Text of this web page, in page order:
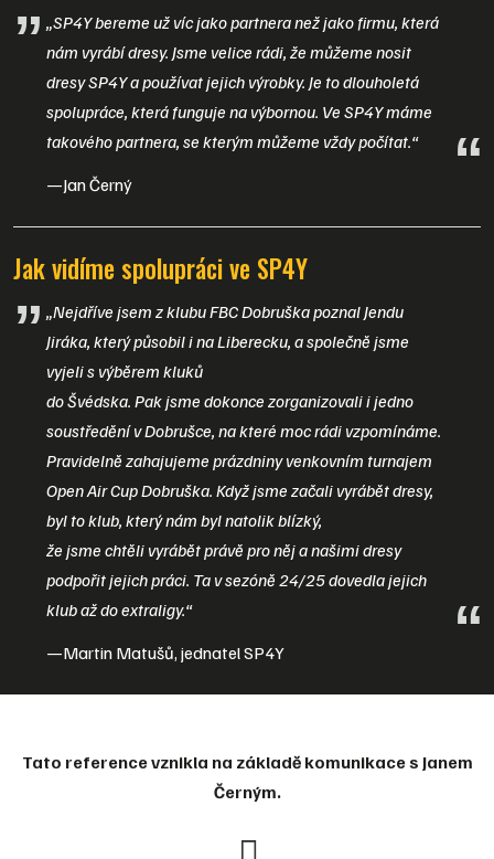
„SP4Y bereme už víc jako partnera než jako firmu, která
nám vyrábí dresy. Jsme velice rádi, že můžeme nosit
dresy SP4Y a používat jejich výrobky. Je to dlouholetá
spolupráce, která funguje na výbornou. Ve SP4Y máme
takového partnera, se kterým můžeme vždy počítat.“
Jan Černý
Jak vidíme spolupráci ve SP4Y
„Nejdříve jsem z klubu FBC Dobruška poznal Jendu
Jiráka, který působil i na Liberecku, a společně jsme
vyjeli s výběrem kluků
do Švédska. Pak jsme dokonce zorganizovali i jedno
soustředění v Dobrušce, na které moc rádi vzpomínáme.
Pravidelně zahajujeme prázdniny venkovním turnajem
Open Air Cup Dobruška. Když jsme začali vyrábět dresy,
byl to klub, který nám byl natolik blízký,
že jsme chtěli vyrábět právě pro něj a našimi dresy
podpořit jejich práci. Ta v sezóně 24/25 dovedla jejich
klub až do extraligy.“
Martin Matušů, jednatel SP4Y
Tato reference vznikla na základě komunikace s Janem
Černým.